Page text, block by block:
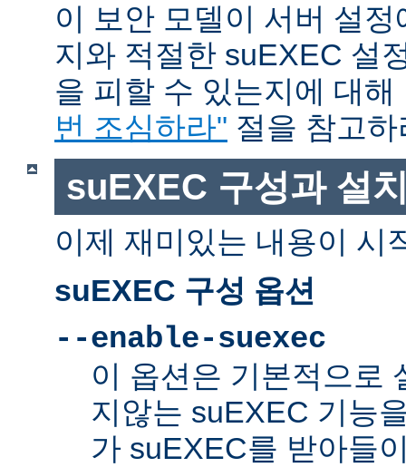
이 보안 모델이 서버 설
지와 적절한 suEXEC 설
을 피할 수 있는지에 대
번 조심하라" 절을 참고하
suEXEC 구성과 설
이제 재미있는 내용이 시
suEXEC 구성 옵션
--enable-suexec
이 옵션은 기본적으로
지않는 suEXEC 기능
가 suEXEC를 받아들